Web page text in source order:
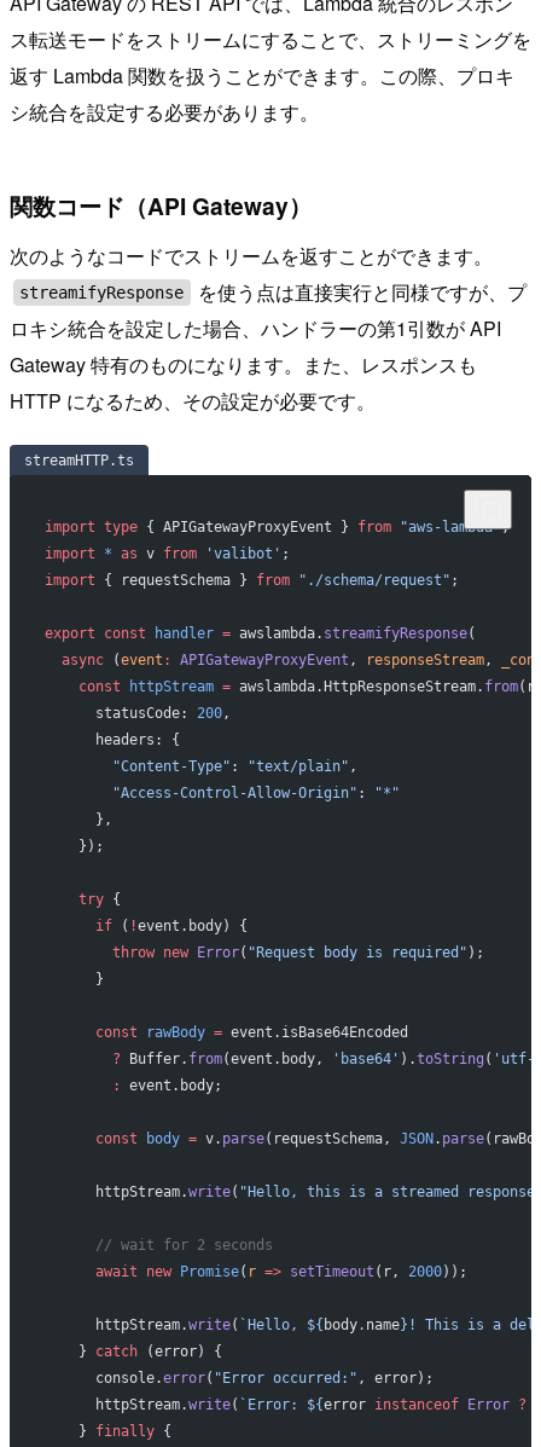
ス転送モードをストリームにすることで、ストリーミングを
返す Lambda 関数を扱うことができます。この際、プロキ
シ統合を設定する必要があります。
関数コード（API Gateway）
次のようなコードでストリームを返すことができます。
streamifyResponse
を使う点は直接実行と同様ですが、プ
ロキシ統合を設定した場合、ハンドラーの第1引数が API
Gateway 特有のものになります。また、レスポンスも
HTTP になるため、その設定が必要です。
streamHTTP.ts
import type { APIGatewayProxyEvent } from "aws-lambda";
import * as v from 'valibot' ;
import { requestSchema } from "./schema/request" ;
export const handler = awslambda. streamifyResponse(
  async
(event : APIGatewayProxyEvent , responseStream,
    const
httpStream = awslambda.HttpResponseStream. from
      statusCode:
200,
      headers: {
        "Content-Type"
: "text/plain" ,
        "Access-Control-Allow-Origin"
:
"*"
      },
    });
    try
{
      if
( !event.body) {
        throw
new Error( "Request body is required" );
      }
      const
rawBody = event.isBase64Encoded
        ?
Buffer. from(event.body, 'base64' ).toString ( 'utf-
        :
event.body;
      const
body = v. parse(requestSchema, JSON . parse
      httpStream.
write( "Hello, this is a streamed
      // wait for 2 seconds
      await
new Promise( r => setTimeout (r, 2000));
      httpStream.
write( `Hello, ${ body. name}! This is a
    }
catch (error) {
      console.
error( "Error occurred:" , error);
      httpStream.
write( `Error: ${error instanceof Error ?
    }
finally {